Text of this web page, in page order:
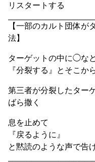
リスタートする
【一部のカルト団体
法】
ターゲットの中に◯な
『分裂する』とそこか
第三者が分裂したター
ばら撒く
息を止めて
『戻るように』
と黙読のような声で告